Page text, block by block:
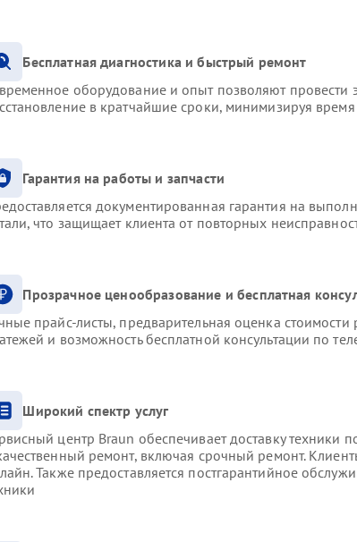
Бесплатная диагностика и быстрый ремонт
оборудование и опыт позволяют провести
в кратчайшие сроки, минимизируя время
Гарантия на работы и запчасти
документированная гарантия на
что защищает клиента от повторных
Прозрачное ценообразование и бесплатная
прайс-листы, предварительная оценка стоимости
и возможность бесплатной консультации по
Широкий спектр услуг
центр Braun обеспечивает доставку техники
ремонт, включая срочный ремонт.
Также предоставляется постгарантийное